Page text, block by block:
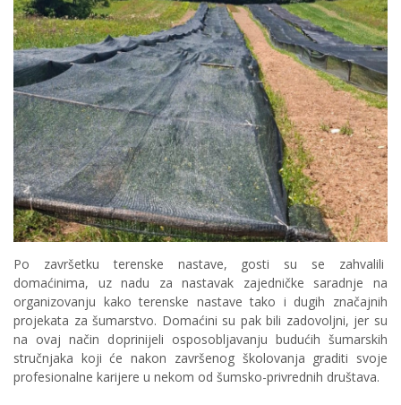
Po završetku terenske nastave, gosti su se zahvalili
domaćinima, uz nadu za nastavak zajedničke saradnje na
organizovanju kako terenske nastave tako i dugih značajnih
projekata za šumarstvo. Domaćini su pak bili zadovoljni, jer su
na ovaj način doprinijeli osposobljavanju budućih šumarskih
stručnjaka koji će nakon završenog školovanja graditi svoje
profesionalne karijere u nekom od šumsko-privrednih društava.